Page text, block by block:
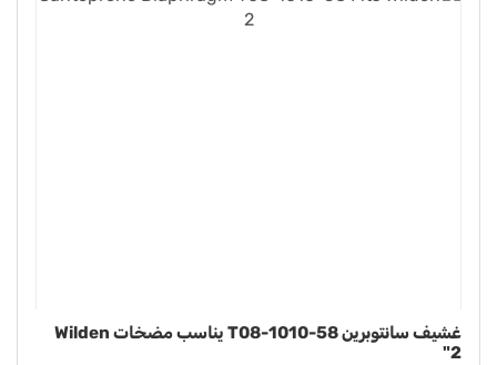
غشيف سانتوبرين T08-1010-58 يناسب مضخات Wilden
2"